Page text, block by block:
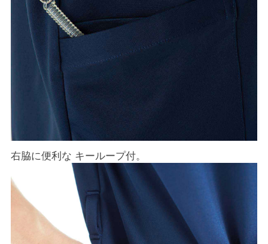
右脇に便利な キーループ付。